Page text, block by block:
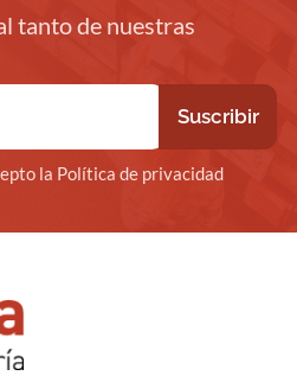
tanto de nuestras
la Política de privacidad